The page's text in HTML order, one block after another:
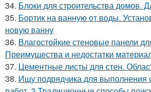
34. Блоки для строительства домов.
35. Бортик на ванную от воды.
новую ванну
36. Влагостойкие стеновые панели
Преимущества и недостатки
37. Цементные листы для стен.
38. Ищу подрядчика для выполнения